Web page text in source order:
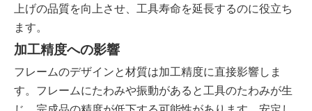
上げの品質を向上させ、工具寿命を延長するのに役立ち
ます。
加工精度への影響
フレームのデザインと材質は加工精度に直接影響しま
す。フレームにたわみや振動があると工具のたわみが生